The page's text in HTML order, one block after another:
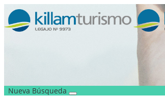
Nueva Búsqueda